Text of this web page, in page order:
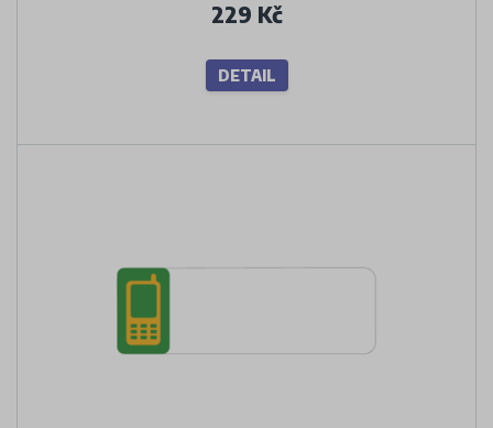
229 Kč
DETAIL